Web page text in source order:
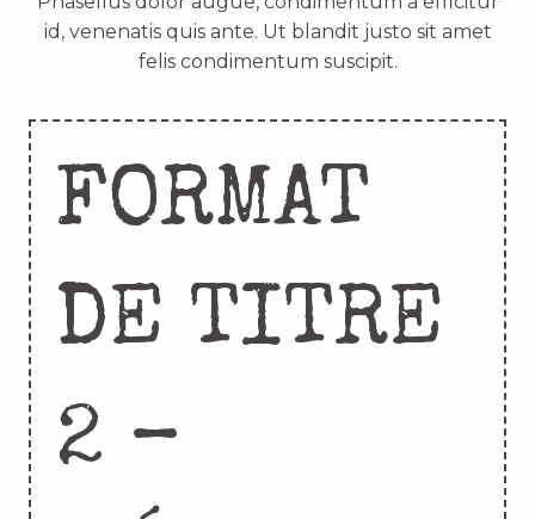
id, venenatis quis ante. Ut blandit justo sit amet
felis condimentum suscipit.
FORMAT
DE TITRE
2 –